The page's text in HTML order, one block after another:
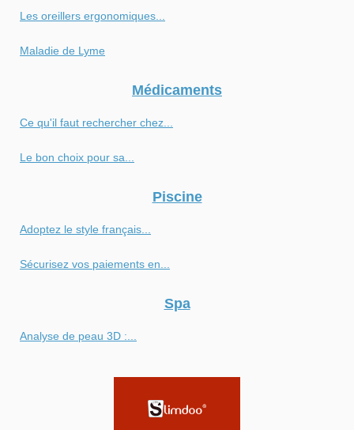
Les oreillers ergonomiques...
Maladie de Lyme
Médicaments
Ce qu'il faut rechercher chez...
Le bon choix pour sa...
Piscine
Adoptez le style français...
Sécurisez vos paiements en...
Spa
Analyse de peau 3D :...